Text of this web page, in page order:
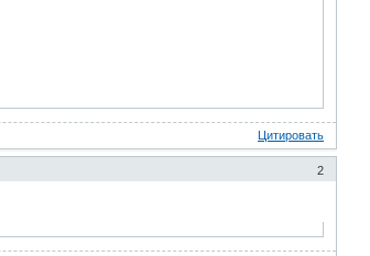
Цитировать
2